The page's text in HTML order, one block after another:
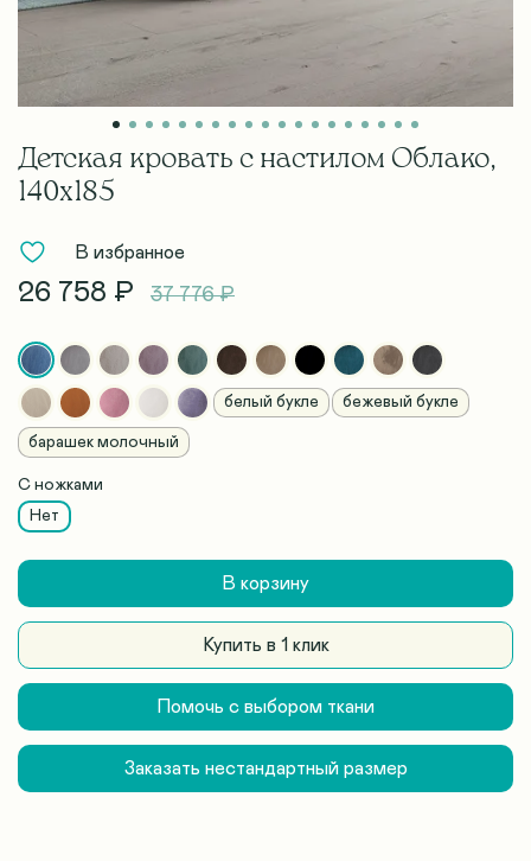
Детская кровать с настилом Облако,
140х185
В избранное
26 758 ₽ 37 776 ₽
белый букле бежевый букле
барашек молочный
С ножками
Нет
В корзину
Купить в 1 клик
Помочь с выбором ткани
Заказать нестандартный размер